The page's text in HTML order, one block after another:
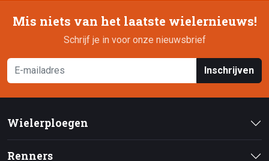
Mis niets van het laatste wielernieuws!
Schrijf je in voor onze nieuwsbrief
Inschrijven
Wielerploegen
Renners